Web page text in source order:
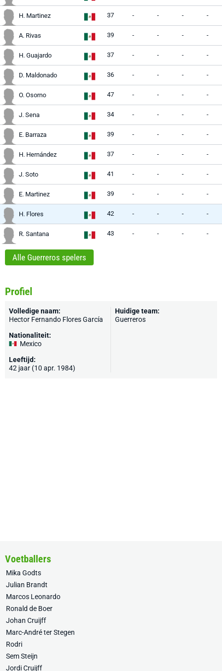
H. Martinez 37 - - - -
A. Rivas 39 - - - -
H. Guajardo 37 - - - -
D. Maldonado 36 - - - -
O. Osorno 47 - - - -
J. Sena 34 - - - -
E. Barraza 39 - - - -
H. Hernández 37 - - - -
J. Soto 41 - - - -
E. Martinez 39 - - - -
H. Flores 42 - - - -
R. Santana 43 - - - -
Alle Guerreros spelers
Profiel
Volledige naam:
Hector Fernando Flores García
Nationaliteit:
Mexico
Leeftijd:
42 jaar (10 apr. 1984)
Huidige team:
Guerreros
Voetballers
Mika Godts
Julian Brandt
Marcos Leonardo
Ronald de Boer
Johan Cruijff
Marc-André ter Stegen
Rodri
Sem Steijn
Jordi Cruijff